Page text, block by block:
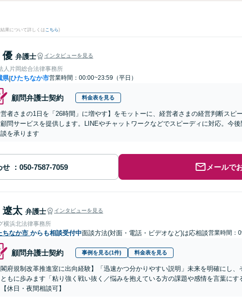
果について詳しくは こちら)
優 弁護士 インタビューを見る
人片岡総合法律事務所
県|ひたちなか市営業時間：00:00~23:59（平日）
顧問弁護士契約 料金表を見る
営者さまの1日を「26時間」に増やす】をモットーに、経営者さまの経営判断スピ
問サービスを提供します。LINEやチャットワークなどでスピーディに対応。今
を承ります
せ メールで
遼太 弁護士 インタビューを見る
横浜北法律事務所
ちなか市 からも相談受付中面談方法(対面・電話・ビデオなど)は応相談営業時間：
顧問弁護士契約 事例を見る(1件) 料金表を見る
閣府規制改革推進室に出向経験】「迅速かつ分かりやすい説明」未来を明確にし
ともに歩みます「粘り強く戦い抜く／悩みを抱えている方の課題や感情を言葉に
休日・夜間相談可】